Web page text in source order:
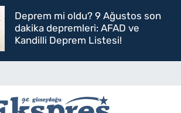
Deprem mi oldu? 9 Ağustos son
dakika depremleri: AFAD ve
Kandilli Deprem Listesi!